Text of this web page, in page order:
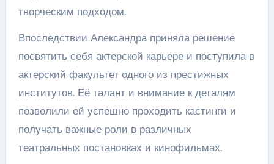
творческим подходом.
Впоследствии Александра приняла решение
посвятить себя актерской карьере и поступила в
актерский факультет одного из престижных
институтов. Её талант и внимание к деталям
позволили ей успешно проходить кастинги и
получать важные роли в различных
театральных постановках и кинофильмах.